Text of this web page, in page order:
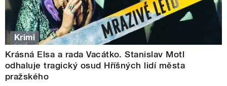
Krimi
Krásná Elsa a rada Vacátko. Stanislav Motl
odhaluje tragický osud Hříšných lidí města
pražského